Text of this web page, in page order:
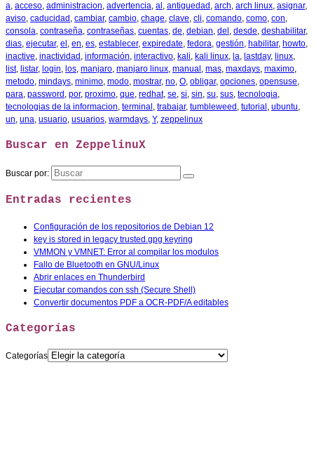
a, acceso, administracion, advertencia, al , antiguedad , arch, arch linux, asignar,
aviso, caducidad , cambiar, cambio, chage, clave, cli, comando, como, con,
consola, contraseña, contraseñas, cuentas, de, debian, del , desde, deshabilitar,
dias, ejecutar, el , en, es, establecer, expiredate, fedora, gestión, habilitar, howto,
inactive, inactividad , información, interactivo, kali, kali linux, la, lastday, linux,
list, listar, login, los, manjaro, manjaro linux, manual , mas, maxdays, maximo,
metodo, mindays, minimo, modo, mostrar, no, O, obligar, opciones, opensuse,
para, password , por, proximo, que, redhat, se, si, sin, su, sus, tecnologia,
tecnologias de la informacion, terminal , trabajar, tumbleweed , tutorial , ubuntu,
un, una, usuario, usuarios, warmdays, Y, zeppelinux
Buscar en ZeppelinuX
Buscar por:
Entradas recientes
Configuración de los repositorios de Debian 12
key is stored in legacy trusted.gpg keyring
VMMON y VMNET: Error al compilar los modulos
Fallo de Bluetooth en GNU/Linux
Abrir enlaces en Thunderbird
Ejecutar comandos con ssh (Secure Shell)
Convertir documentos PDF a OCR-PDF/A editables
Categorías
Categorías